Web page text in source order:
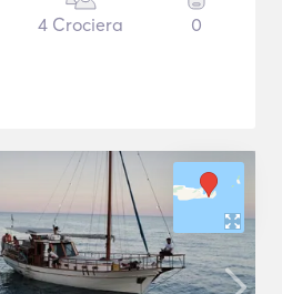
4 Crociera 0